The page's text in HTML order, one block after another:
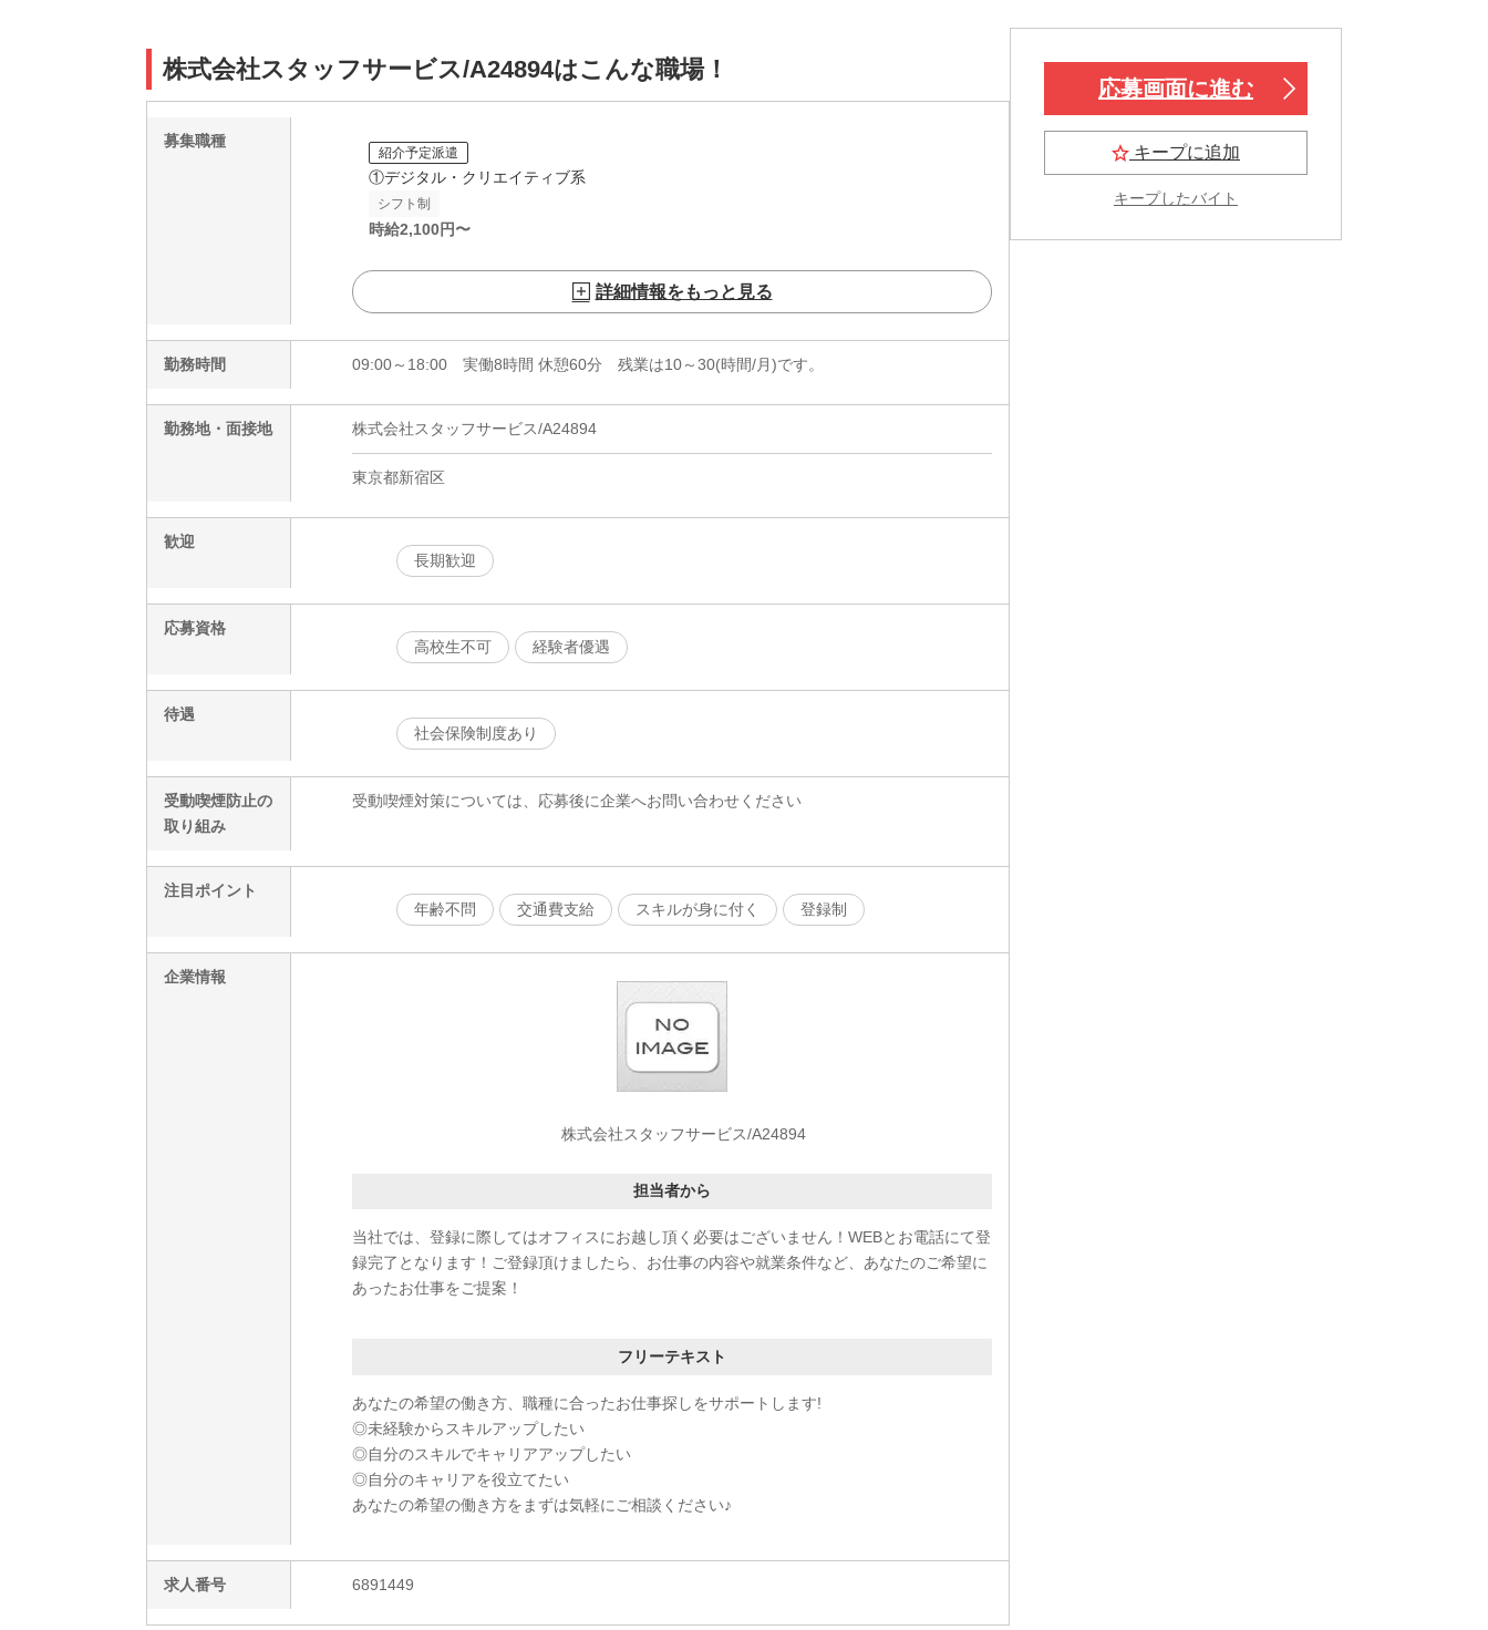
株式会社スタッフサービス/A24894はこんな職場！
募集職種
紹介予定派遣
①デジタル・クリエイティブ系
シフト制
時給2,100円〜
詳細情報をもっと見る
勤務時間 09:00～18:00 実働8時間 休憩60分 残業は10～30(時間/月)です。
勤務地・面接地 株式会社スタッフサービス/A24894
東京都新宿区
歓迎
長期歓迎
応募資格
高校生不可
経験者優遇
待遇
社会保険制度あり
受動喫煙防止の
取り組み
受動喫煙対策については、応募後に企業へお問い合わせください
注目ポイント
年齢不問
交通費支給 スキルが身に付く 登録制
企業情報
株式会社スタッフサービス/A24894
担当者から
当社では、登録に際してはオフィスにお越し頂く必要はございません！WEBとお電話にて登
録完了となります！ご登録頂けましたら、お仕事の内容や就業条件など、あなたのご希望に
あったお仕事をご提案！
フリーテキスト
あなたの希望の働き方、職種に合ったお仕事探しをサポートします!
◎未経験からスキルアップしたい
◎自分のスキルでキャリアアップしたい
◎自分のキャリアを役立てたい
あなたの希望の働き方をまずは気軽にご相談ください♪
求人番号 6891449
応募画面に進む
キープに追加
キープしたバイト